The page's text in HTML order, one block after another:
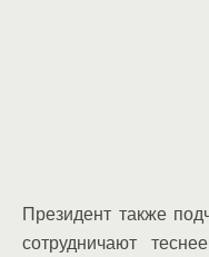
Президент также
сотрудничают